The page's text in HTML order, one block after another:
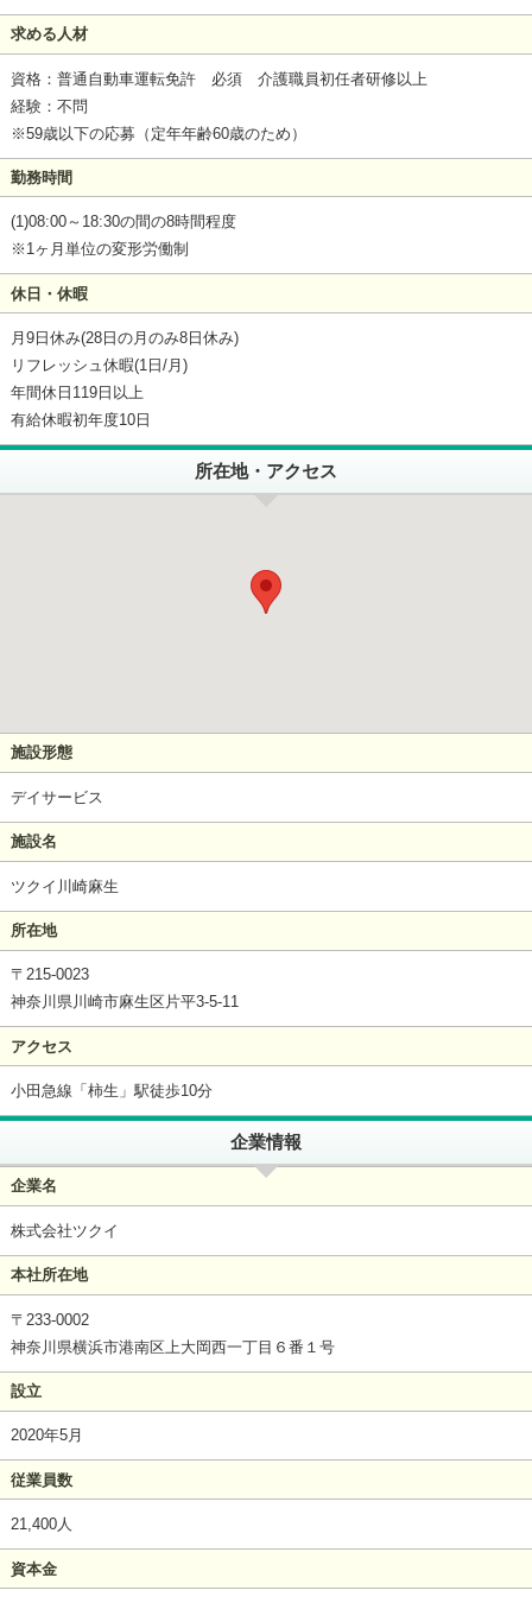
求める人材
資格：普通自動車運転免許 必須 介護職員初任者研修以上
経験：不問
※59歳以下の応募（定年年齢60歳のため）
勤務時間
(1)08:00～18:30の間の8時間程度
※1ヶ月単位の変形労働制
休日・休暇
月9日休み(28日の月のみ8日休み)
リフレッシュ休暇(1日/月)
年間休日119日以上
有給休暇初年度10日
所在地・アクセス
施設形態
デイサービス
施設名
ツクイ川崎麻生
所在地
〒215-0023
神奈川県川崎市麻生区片平3-5-11
アクセス
小田急線「柿生」駅徒歩10分
企業情報
企業名
株式会社ツクイ
本社所在地
〒233-0002
神奈川県横浜市港南区上大岡西一丁目６番１号
設立
2020年5月
従業員数
21,400人
資本金